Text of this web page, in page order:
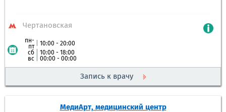
Чертановская
пн-
пт| 10:00 - 20:00
сб
10:00 - 18:00
вс
00:00 - 00:00
Запись к врачу
МедиАрт, медицинский центр